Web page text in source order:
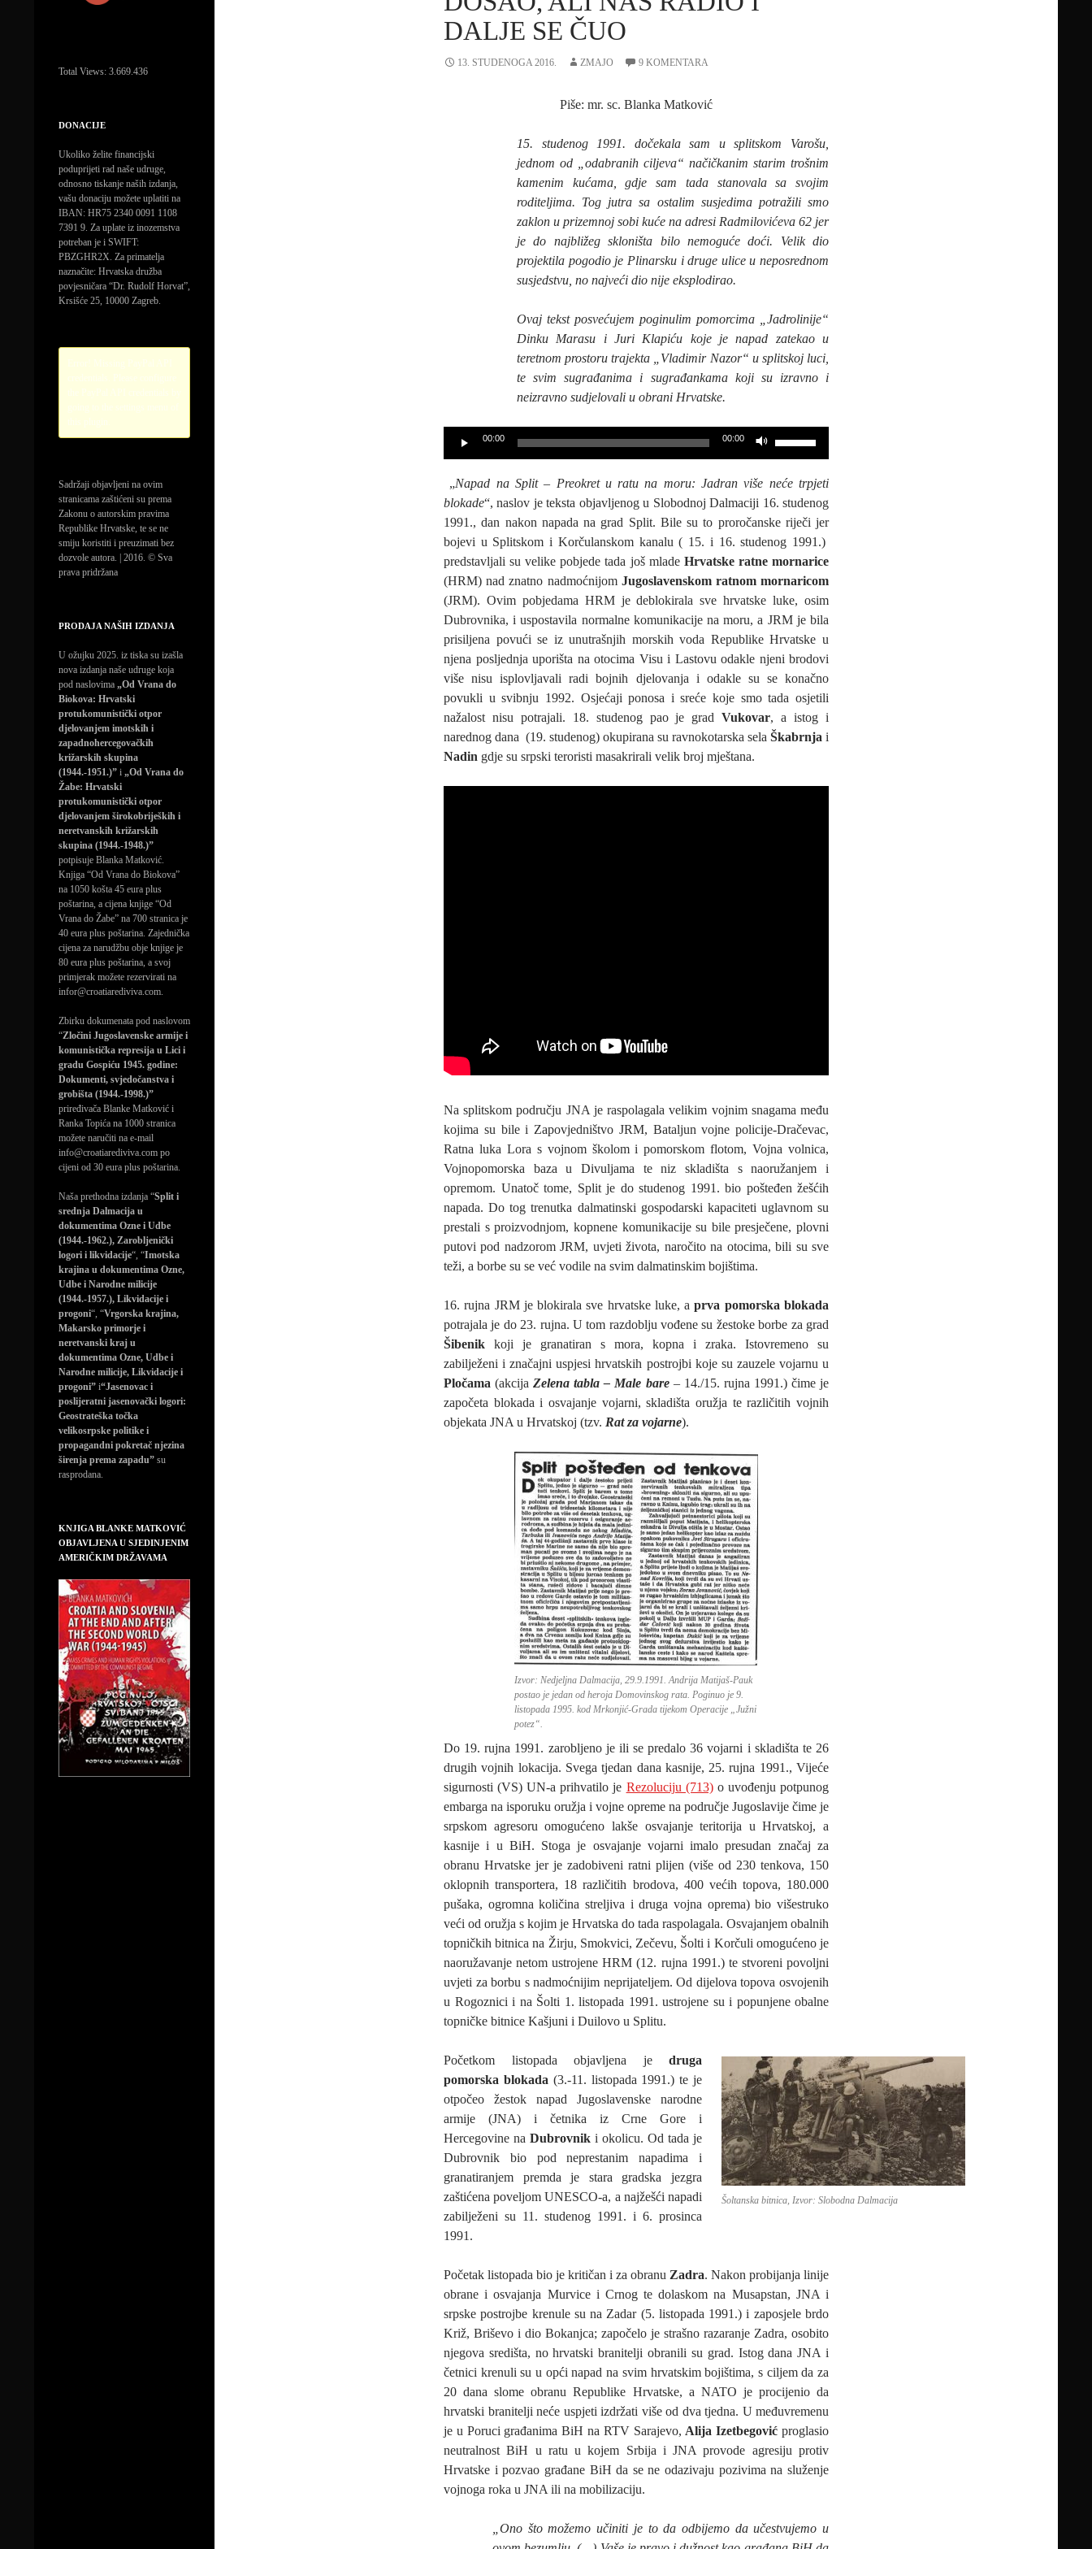
DALJE SE ČUO
13. STUDENOGA 2016. ZMAJO 9 KOMENTARA
Piše: mr. sc. Blanka Matković
15. studenog 1991. dočekala sam u splitskom Varošu,
jednom od „odabranih ciljeva“ načičkanim starim trošnim
kamenim kućama, gdje sam tada stanovala sa svojim
roditeljima. Tog jutra sa ostalim susjedima potražili smo
zaklon u prizemnoj sobi kuće na adresi Radmilovićeva 62 jer
je do najbližeg skloništa bilo nemoguće doći. Velik dio
projektila pogodio je Plinarsku i druge ulice u neposrednom
susjedstvu, no najveći dio nije eksplodirao.
Ovaj tekst posvećujem poginulim pomorcima „Jadrolinije“
Dinku Marasu i Juri Klapiću koje je napad zatekao u
teretnom prostoru trajekta „Vladimir Nazor“ u splitskoj luci,
te svim sugrađanima i sugrađankama koji su izravno i
neizravno sudjelovali u obrani Hrvatske.
Reproduktor
00:00 00:00
strelicama
Gore/Dolje
kako
biste
smanjili
zvuk.
„Napad na Split – Preokret u ratu na moru: Jadran više neće trpjeti
blokade“, naslov je teksta objavljenog u Slobodnoj Dalmaciji 16. studenog
1991., dan nakon napada na grad Split. Bile su to proročanske riječi jer
bojevi u Splitskom i Korčulanskom kanalu ( 15. i 16. studenog 1991.)
predstavljali su velike pobjede tada još mlade Hrvatske ratne mornarice
(HRM) nad znatno nadmoćnijom Jugoslavenskom ratnom mornaricom
(JRM). Ovim pobjedama HRM je deblokirala sve hrvatske luke, osim
Dubrovnika, i uspostavila normalne komunikacije na moru, a JRM je bila
prisiljena povući se iz unutrašnjih morskih voda Republike Hrvatske u
njena posljednja uporišta na otocima Visu i Lastovu odakle njeni brodovi
više nisu isplovljavali radi bojnih djelovanja i odakle su se konačno
povukli u svibnju 1992. Osjećaji ponosa i sreće koje smo tada osjetili
nažalost nisu potrajali. 18. studenog pao je gradVukovar, a istog i
narednog dana (19. studenog) okupirana su ravnokotarska sela Škabrnja i
Nadin gdje su srpski teroristi masakrirali velik broj mještana.
Na splitskom području JNA je raspolagala velikim vojnim snagama među
kojima su bile i Zapovjedništvo JRM, Bataljun vojne policije-Dračevac,
Ratna luka Lora s vojnom školom i pomorskom flotom, Vojna volnica,
Vojnopomorska baza u Divuljama te niz skladišta s naoružanjem i
opremom. Unatoč tome, Split je do studenog 1991. bio pošteđen žešćih
napada. Do tog trenutka dalmatinski gospodarski kapaciteti uglavnom su
prestali s proizvodnjom, kopnene komunikacije su bile presječene, plovni
putovi pod nadzorom JRM, uvjeti života, naročito na otocima, bili su sve
teži, a borbe su se već vodile na svim dalmatinskim bojištima.
16. rujna JRM je blokirala sve hrvatske luke, aprva pomorska blokada
potrajala je do 23. rujna. U tom razdoblju vođene su žestoke borbe za grad
Šibenik koji je granatiran s mora, kopna i zraka. Istovremeno su
zabilježeni i značajni uspjesi hrvatskih postrojbi koje su zauzele vojarnu u
Pločama (akcijaZelena tabla – Male bare– 14./15. rujna 1991.) čime je
započeta blokada i osvajanje vojarni, skladišta oružja te različitih vojnih
objekata JNA u Hrvatskoj (tzv. Rat za vojarne).
Izvor: Nedjeljna Dalmacija, 29.9.1991. Andrija Matijaš-Pauk
postao je jedan od heroja Domovinskog rata. Poginuo je 9.
listopada 1995. kod Mrkonjić-Grada tijekom Operacije „Južni
potez“.
Do 19. rujna 1991. zarobljeno je ili se predalo 36 vojarni i skladišta te 26
drugih vojnih lokacija. Svega tjedan dana kasnije, 25. rujna 1991., Vijeće
sigurnosti (VS) UN-a prihvatilo je Rezoluciju (713)o uvođenju potpunog
embarga na isporuku oružja i vojne opreme na područje Jugoslavije čime je
srpskom agresoru omogućeno lakše osvajanje teritorija u Hrvatskoj, a
kasnije i u BiH. Stoga je osvajanje vojarni imalo presudan značaj za
obranu Hrvatske jer je zadobiveni ratni plijen (više od 230 tenkova, 150
oklopnih transportera, 18 različitih brodova, 400 većih topova, 180.000
pušaka, ogromna količina streljiva i druga vojna oprema) bio višestruko
veći od oružja s kojim je Hrvatska do tada raspolagala. Osvajanjem obalnih
topničkih bitnica na Žirju, Smokvici, Zečevu, Šolti i Korčuli omogućeno je
naoružavanje netom ustrojene HRM (12. rujna 1991.) te stvoreni povoljni
uvjeti za borbu s nadmoćnijim neprijateljem. Od dijelova topova osvojenih
u Rogoznici i na Šolti 1. listopada 1991. ustrojene su i popunjene obalne
topničke bitnice Kašjuni i Duilovo u Splitu.
Šoltanska bitnica, Izvor: Slobodna Dalmacija
Početkom listopada objavljena je druga
pomorska blokada (3.-11. listopada 1991.) te je
otpočeo žestok napad Jugoslavenske narodne
armije (JNA) i četnika iz Crne Gore i
Hercegovine na Dubrovnik i okolicu. Od tada je
Dubrovnik bio pod neprestanim napadima i
granatiranjem premda je stara gradska jezgra
zaštićena poveljom UNESCO-a, a najžešći napadi
zabilježeni su 11. studenog 1991. i 6. prosinca
1991.
Početak listopada bio je kritičan i za obranu Zadra. Nakon probijanja linije
obrane i osvajanja Murvice i Crnog te dolaskom na Musapstan, JNA i
srpske postrojbe krenule su na Zadar (5. listopada 1991.) i zaposjele brdo
Križ, Briševo i dio Bokanjca; započelo je strašno razaranje Zadra, osobito
njegova središta, no hrvatski branitelji obranili su grad. Istog dana JNA i
četnici krenuli su u opći napad na svim hrvatskim bojištima, s ciljem da za
20 dana slome obranu Republike Hrvatske, a NATO je procijenio da
hrvatski branitelji neće uspjeti izdržati više od dva tjedna. U međuvremenu
je u Poruci građanima BiH na RTV Sarajevo, Alija Izetbegović proglasio
neutralnost BiH u ratu u kojem Srbija i JNA provode agresiju protiv
Hrvatske i pozvao građane BiH da se ne odazivaju pozivima na služenje
vojnoga roka u JNA ili na mobilizaciju.
„Ono što možemo učiniti je to da odbijemo da učestvujemo u
Total Views: 3.669.436
DONACIJE
Ukoliko želite financijski
poduprijeti rad naše udruge,
odnosno tiskanje naših izdanja,
vašu donaciju možete uplatiti na
IBAN: HR75 2340 0091 1108
7391 9. Za uplate iz inozemstva
potreban je i SWIFT:
PBZGHR2X. Za primatelja
naznačite: Hrvatska družba
povjesničara “Dr. Rudolf Horvat”,
Krsišće 25, 10000 Zagreb.
Sadržaji objavljeni na ovim
stranicama zaštićeni su prema
Zakonu o autorskim pravima
Republike Hrvatske, te se ne
smiju koristiti i preuzimati bez
dozvole autora. | 2016. © Sva
prava pridržana
PRODAJA NAŠIH IZDANJA
U ožujku 2025. iz tiska su izašla
nova izdanja naše udruge koja
pod naslovima „Od Vrana do
Biokova: Hrvatski
protukomunistički otpor
djelovanjem imotskih i
zapadnohercegovačkih
križarskih skupina
(1944.-1951.)” i „Od Vrana do
Žabe: Hrvatski
protukomunistički otpor
djelovanjem širokobrijeških i
neretvanskih križarskih
skupina (1944.-1948.)”
potpisuje Blanka Matković.
Knjiga “Od Vrana do Biokova”
na 1050 košta 45 eura plus
poštarina, a cijena knjige “Od
Vrana do Žabe” na 700 stranica je
40 eura plus poštarina. Zajednička
cijena za narudžbu obje knjige je
80 eura plus poštarina, a svoj
primjerak možete rezervirati na
infor@croatiarediviva.com.
Zbirku dokumenata pod naslovom
“Zločini Jugoslavenske armije i
komunistička represija u Lici i
gradu Gospiću 1945. godine:
Dokumenti, svjedočanstva i
grobišta (1944.-1998.)”
priređivača Blanke Matković i
Ranka Topića na 1000 stranica
možete naručiti na e-mail
info@croatiarediviva.com po
cijeni od 30 eura plus poštarina.
Naša prethodna izdanja “Split i
srednja Dalmacija u
dokumentima Ozne i Udbe
(1944.-1962.), Zarobljenički
logori i likvidacije“, “Imotska
krajina u dokumentima Ozne,
Udbe i Narodne milicije
(1944.-1957.), Likvidacije i
progoni“, “Vrgorska krajina,
Makarsko primorje i
neretvanski kraj u
dokumentima Ozne, Udbe i
Narodne milicije, Likvidacije i
progoni” i“Jasenovac i
poslijeratni jasenovački logori:
Geostrateška točka
velikosrpske politike i
propagandni pokretač njezina
širenja prema zapadu” su
rasprodana.
KNJIGA BLANKE MATKOVIĆ
OBJAVLJENA U SJEDINJENIM
AMERIČKIM DRŽAVAMA